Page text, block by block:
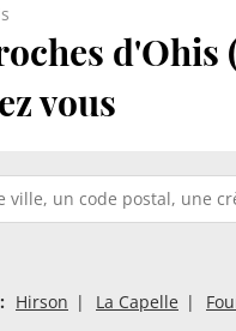
d'Ohis
vous
Hirson La Capelle